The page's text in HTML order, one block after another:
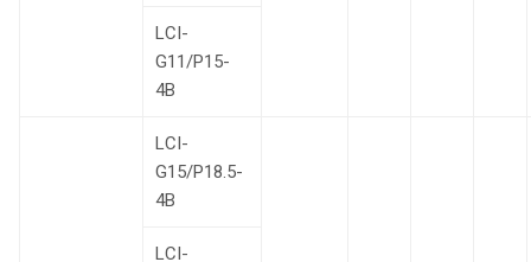
LCI-
G11/P15-
4B
LCI-
G15/P18.5-
4B
LCI-